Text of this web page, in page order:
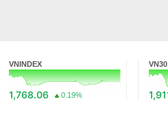
VNINDEX
1,768.06 0.19%
VN30